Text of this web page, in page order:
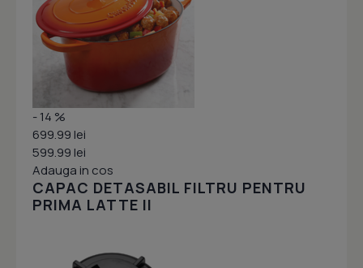
- 14 %
699.99 lei
599.99 lei
Adauga in cos
CAPAC DETASABIL FILTRU PENTRU
PRIMA LATTE II